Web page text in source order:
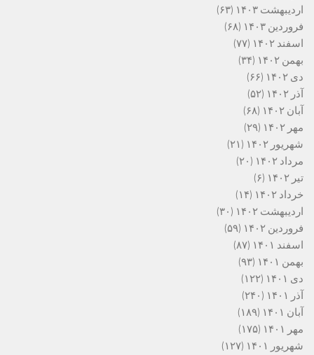
اردیبهشت ۱۴۰۳
(۶۳)
فروردین ۱۴۰۳
(۶۸)
اسفند ۱۴۰۲
(۷۷)
بهمن ۱۴۰۲
(۳۴)
دی ۱۴۰۲
(۶۶)
آذر ۱۴۰۲
(۵۲)
آبان ۱۴۰۲
(۶۸)
مهر ۱۴۰۲
(۲۹)
شهریور ۱۴۰۲
(۲۱)
مرداد ۱۴۰۲
(۲۰)
تیر ۱۴۰۲
(۶)
خرداد ۱۴۰۲
(۱۴)
اردیبهشت ۱۴۰۲
(۳۰)
فروردین ۱۴۰۲
(۵۹)
اسفند ۱۴۰۱
(۸۷)
بهمن ۱۴۰۱
(۹۳)
دی ۱۴۰۱
(۱۲۲)
آذر ۱۴۰۱
(۲۴۰)
آبان ۱۴۰۱
(۱۸۹)
مهر ۱۴۰۱
(۱۷۵)
شهریور ۱۴۰۱
(۱۲۷)